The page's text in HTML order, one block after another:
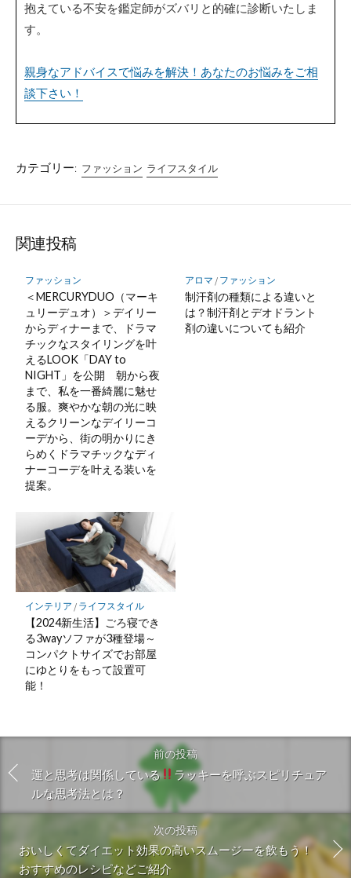
抱えている不安を鑑定師がズバリと的確に診断いたしま
す。
親身なアドバイスで悩みを解決！あなたのお悩みをご相
談下さい！
カテゴリー: ファッション ライフスタイル
関連投稿
ファッション
＜MERCURYDUO（マーキ
ュリーデュオ）＞デイリー
からディナーまで、ドラマ
チックなスタイリングを叶
えるLOOK「DAY to
NIGHT」を公開 朝から夜
まで、私を一番綺麗に魅せ
る服。爽やかな朝の光に映
えるクリーンなデイリーコ
ーデから、街の明かりにき
らめくドラマチックなディ
ナーコーデを叶える装いを
提案。
アロマ / ファッション
制汗剤の種類による違いと
は？制汗剤とデオドラント
剤の違いについても紹介
インテリア / ライフスタイル
【2024新生活】ごろ寝でき
る3wayソファが3種登場～
コンパクトサイズでお部屋
にゆとりをもって設置可
能！
前の投稿
運と思考は関係している
ラッキーを呼ぶスピリチュア
ルな思考法とは？
次の投稿
おいしくてダイエット効果の高いスムージーを飲もう！
おすすめのレシピなどご紹介